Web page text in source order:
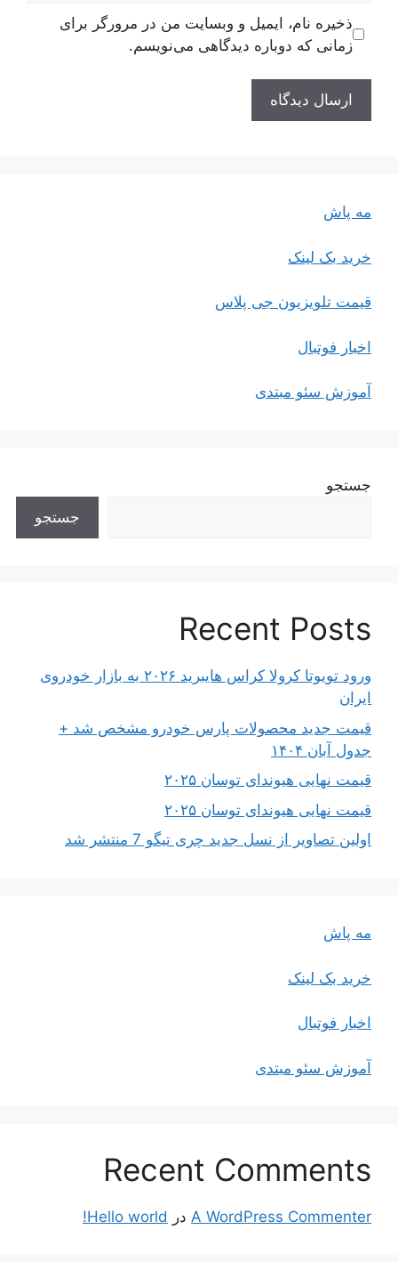
ذخیره نام، ایمیل و وبسایت من در مرورگر برای
زمانی که دوباره دیدگاهی می‌نویسم.
مه پاش
خرید بک لینک
قیمت تلویزیون جی پلاس
اخبار فوتبال
آموزش سئو مبتدی
جستجو
جستجو
Recent Posts
ورود تویوتا کرولا کراس هایبرید ۲۰۲۶ به بازار خودروی
قیمت جدید محصولات پارس خودرو مشخص شد +
جدول آبان ۱۴۰۴
قیمت نهایی هیوندای توسان ۲۰۲۵
قیمت نهایی هیوندای توسان ۲۰۲۵
اولین تصاویر از نسل جدید چری تیگو 7 منتشر شد
مه پاش
خرید بک لینک
اخبار فوتبال
آموزش سئو مبتدی
Recent Comments
A WordPress CommenterدرHello world!